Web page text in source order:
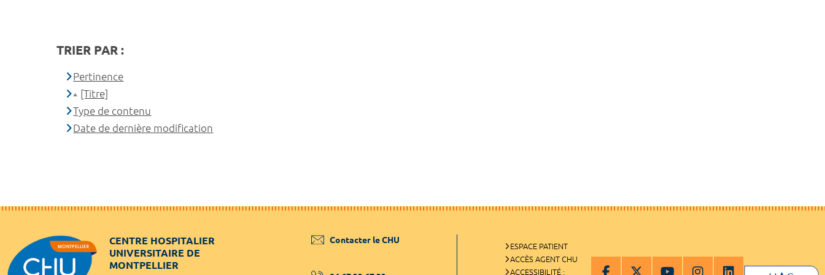
TRIER PAR :
Pertinence
[Titre]
Type de contenu
Date de dernière modification
CENTRE HOSPITALIER
UNIVERSITAIRE DE
MONTPELLIER
Contacter le CHU
ESPACE PATIENT
ACCÈS AGENT CHU
ACCESSIBILITÉ :